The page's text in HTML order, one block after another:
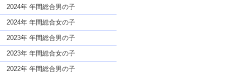
名前であっても奇抜すぎない
2024年 年間総合男の子
2024年 年間総合女の子
2023年 年間総合男の子
2023年 年間総合女の子
2022年 年間総合男の子